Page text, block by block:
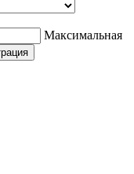
Максимальная